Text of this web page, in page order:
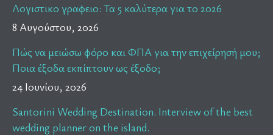
Λογιστικο γραφειο: Τα 5 καλύτερα για το 2026
8 Αυγούστου, 2026
Πώς να μειώσω φόρο και ΦΠΑ για την επιχείρησή μου;
Ποια έξοδα εκπίπτουν ως έξοδο;
24 Ιουνίου, 2026
Santorini Wedding Destination. Interview of the best
wedding planner on the island.